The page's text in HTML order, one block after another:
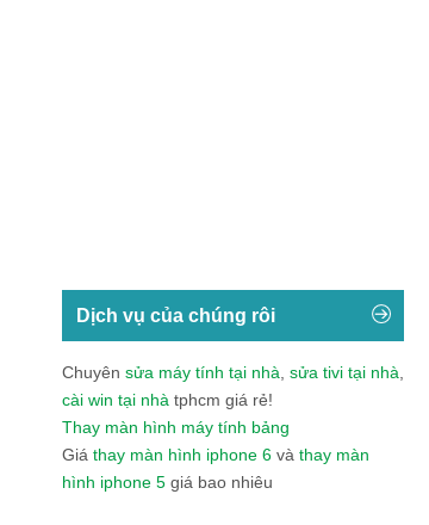
Dịch vụ của chúng rôi
Chuyên sửa máy tính tại nhà sửa tivi tại nhà
cài win tại nhà tphcm giá rẻ!
Thay màn hình máy tính bảng
Giá thay màn hình iphone 6 và thay màn
hình iphone 5 giá bao nhiêu